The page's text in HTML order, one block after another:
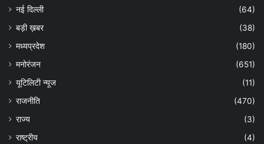
नई दिल्ली
(64)
बड़ी ख़बर
(38)
मध्यप्रदेश
(180)
मनोरंजन
(651)
यूटिलिटी न्यूज
(11)
राजनीति
(470)
राज्य
(3)
राष्ट्रीय
(4)